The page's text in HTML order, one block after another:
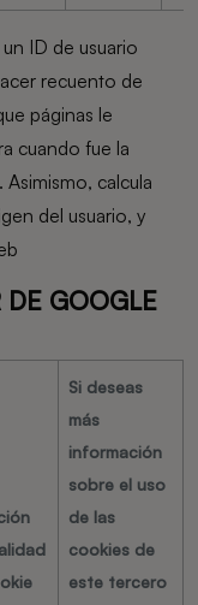
ID de usuario
recuento de
páginas le
cuando fue la
calcula
del usuario, y
GOOGLE
Si deseas
más
información
sobre el uso
de las
cookies de
este tercero